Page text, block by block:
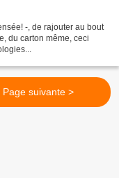
-, de rajouter au bout
du carton même, ceci
Page suivante >